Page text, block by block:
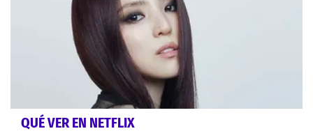
QUÉ VER EN NETFLIX